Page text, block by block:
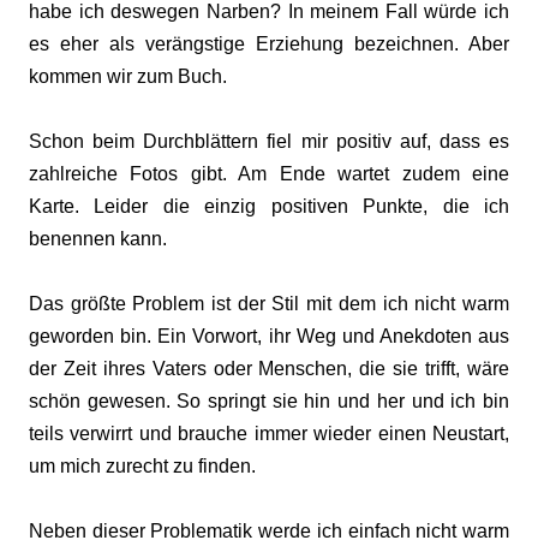
habe ich deswegen Narben? In meinem Fall würde ich
es eher als verängstige Erziehung bezeichnen. Aber
kommen wir zum Buch.
Schon beim Durchblättern fiel mir positiv auf, dass es
zahlreiche Fotos gibt. Am Ende wartet zudem eine
Karte. Leider die einzig positiven Punkte, die ich
benennen kann.
Das größte Problem ist der Stil mit dem ich nicht warm
geworden bin. Ein Vorwort, ihr Weg und Anekdoten aus
der Zeit ihres Vaters oder Menschen, die sie trifft, wäre
schön gewesen. So springt sie hin und her und ich bin
teils verwirrt und brauche immer wieder einen Neustart,
um mich zurecht zu finden.
Neben dieser Problematik werde ich einfach nicht warm